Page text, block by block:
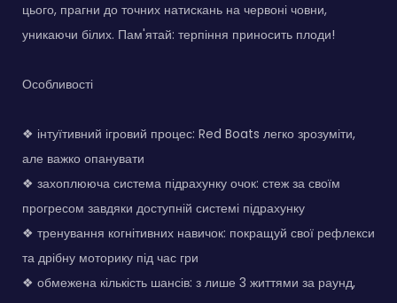
цього, прагни до точних натискань на червоні човни,
уникаючи білих. Пам'ятай: терпіння приносить плоди!
Особливості
❖ інтуїтивний ігровий процес: Red Boats легко зрозуміти,
але важко опанувати
❖ захоплююча система підрахунку очок: стеж за своїм
прогресом завдяки доступній системі підрахунку
❖ тренування когнітивних навичок: покращуй свої рефлекси
та дрібну моторику під час гри
❖ обмежена кількість шансів: з лише 3 життями за раунд,